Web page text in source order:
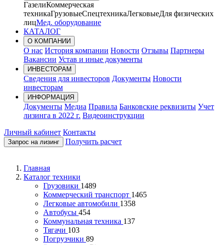
ГазелиКоммерческая
техникаГрузовыеСпецтехникаЛегковыеДля физических
лицМед. оборудование
КАТАЛОГ
О КОМПАНИИ
О нас История компании Новости Отзывы Партнеры
Вакансии Устав и иные документы
ИНВЕСТОРАМ
Сведения для инвесторов Документы Новости
инвесторам
ИНФОРМАЦИЯ
Документы Медиа Правила Банковские реквизиты Учет
лизинга в 2022 г. Видеоинструкции
Личный кабинет Контакты
Запрос на лизинг Получить расчет
Главная
Каталог техники
Грузовики 1489
Коммерческий транспорт 1465
Легковые автомобили 1358
Автобусы 454
Коммунальная техника 137
Тягачи 103
Погрузчики 89